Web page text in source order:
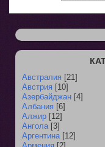
Австралия [21]
Австрия [10]
Азербайджан [4]
Албания [6]
Алжир [12]
Ангола [3]
Аргентина [12]